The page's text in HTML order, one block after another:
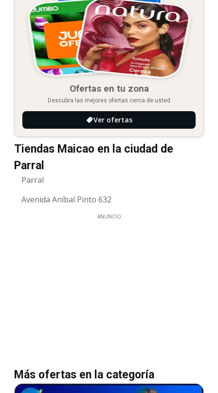
Ofertas en tu zona
Descubra las mejores ofertas cerca de usted
Ver ofertas
Tiendas Maicao en la ciudad de
Parral
Parral
Avenida Aníbal Pinto 632
ANUNCIO
Más ofertas en la categoría